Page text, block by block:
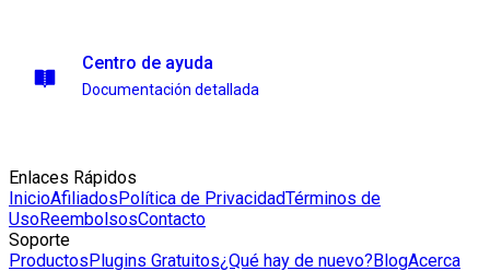
Centro de ayuda
Documentación detallada
Enlaces Rápidos
InicioAfiliadosPolítica de PrivacidadTérminos de
UsoReembolsosContacto
Soporte
ProductosPlugins Gratuitos¿Qué hay de nuevo?BlogAcerca